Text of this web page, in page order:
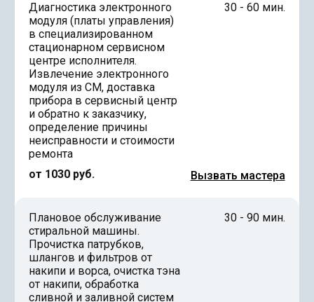
Диагностика электронного
модуля (платы управления)
в специализированном
стационарном сервисном
центре исполнителя.
Извлечение электронного
модуля из СМ, доставка
прибора в сервисный центр
и обратно к заказчику,
определение причины
неисправности и стоимости
ремонта
от 1030 руб.
30 - 60 мин.
Вызвать мастера
Плановое обслуживание
стиральной машины.
Прочистка патрубков,
шлангов и фильтров от
накипи и ворса, очистка тэна
от накипи, обработка
сливной и заливной систем
30 - 90 мин.